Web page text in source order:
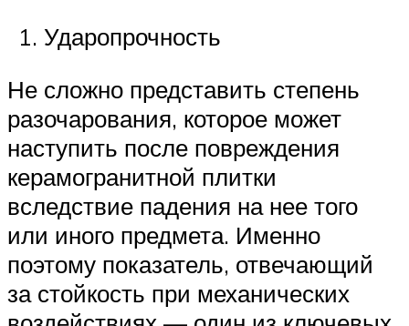
Ударопрочность
Не сложно представить степень
разочарования, которое может
наступить после повреждения
керамогранитной плитки
вследствие падения на нее того
или иного предмета. Именно
поэтому показатель, отвечающий
за стойкость при механических